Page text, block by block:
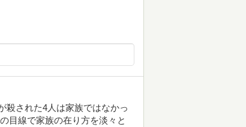
殺された4人は家族ではなかっ
目線で家族の在り方を淡々と